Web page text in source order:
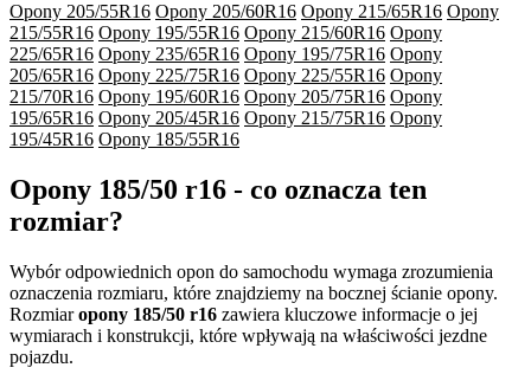
Opony 205/55R16 Opony 205/60R16 Opony 215/65R16 Opony
215/55R16 Opony 195/55R16 Opony 215/60R16 Opony
225/65R16 Opony 235/65R16 Opony 195/75R16 Opony
205/65R16 Opony 225/75R16 Opony 225/55R16 Opony
215/70R16 Opony 195/60R16 Opony 205/75R16 Opony
195/65R16 Opony 205/45R16 Opony 215/75R16 Opony
195/45R16 Opony 185/55R16
Opony 185/50 r16 - co oznacza ten
rozmiar?
Wybór odpowiednich opon do samochodu wymaga zrozumienia
oznaczenia rozmiaru, które znajdziemy na bocznej ścianie opony.
Rozmiaropony 185/50 r16 zawiera kluczowe informacje o jej
wymiarach i konstrukcji, które wpływają na właściwości jezdne
pojazdu.